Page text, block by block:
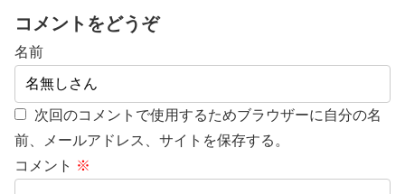
コメントをどうぞ
名前
次回のコメントで使用するためブラウザーに自分の名
前、メールアドレス、サイトを保存する。
コメント ※